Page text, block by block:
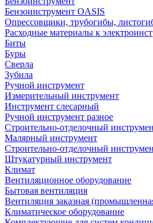
Бензоинструмент OASIS
Опрессовщики, трубогибы,
Расходные материалы к
Биты
Буры
Сверла
Зубила
Ручной инструмент
Измерительный инструмент
Инструмент слесарный
Ручной инструмент разное
Строительно-отделочный
Малярный инструмент
Строительно-отделочный
Штукатурный инструмент
Климат
Вентиляционное оборудование
Бытовая вентиляция
Вентиляция заказная
Климатическое оборудование